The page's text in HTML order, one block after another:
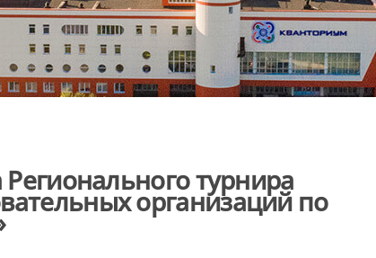
турнира
организаций по